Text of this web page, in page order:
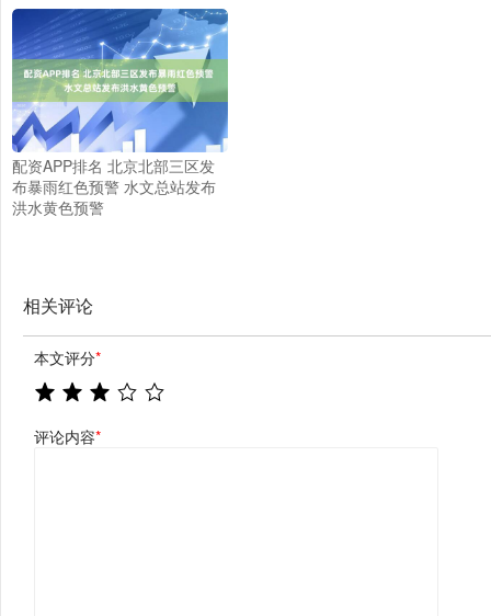
配资APP排名 北京北部三区发
布暴雨红色预警 水文总站发布
洪水黄色预警
相关评论
本文评分*
评论内容*